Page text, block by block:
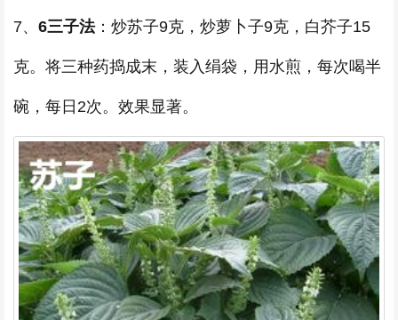
7、 6三子法：炒苏子9克，炒萝卜子9克，白芥子15
克。将三种药捣成末，装入绢袋，用水煎，每次喝半
碗，每日2次。效果显著。